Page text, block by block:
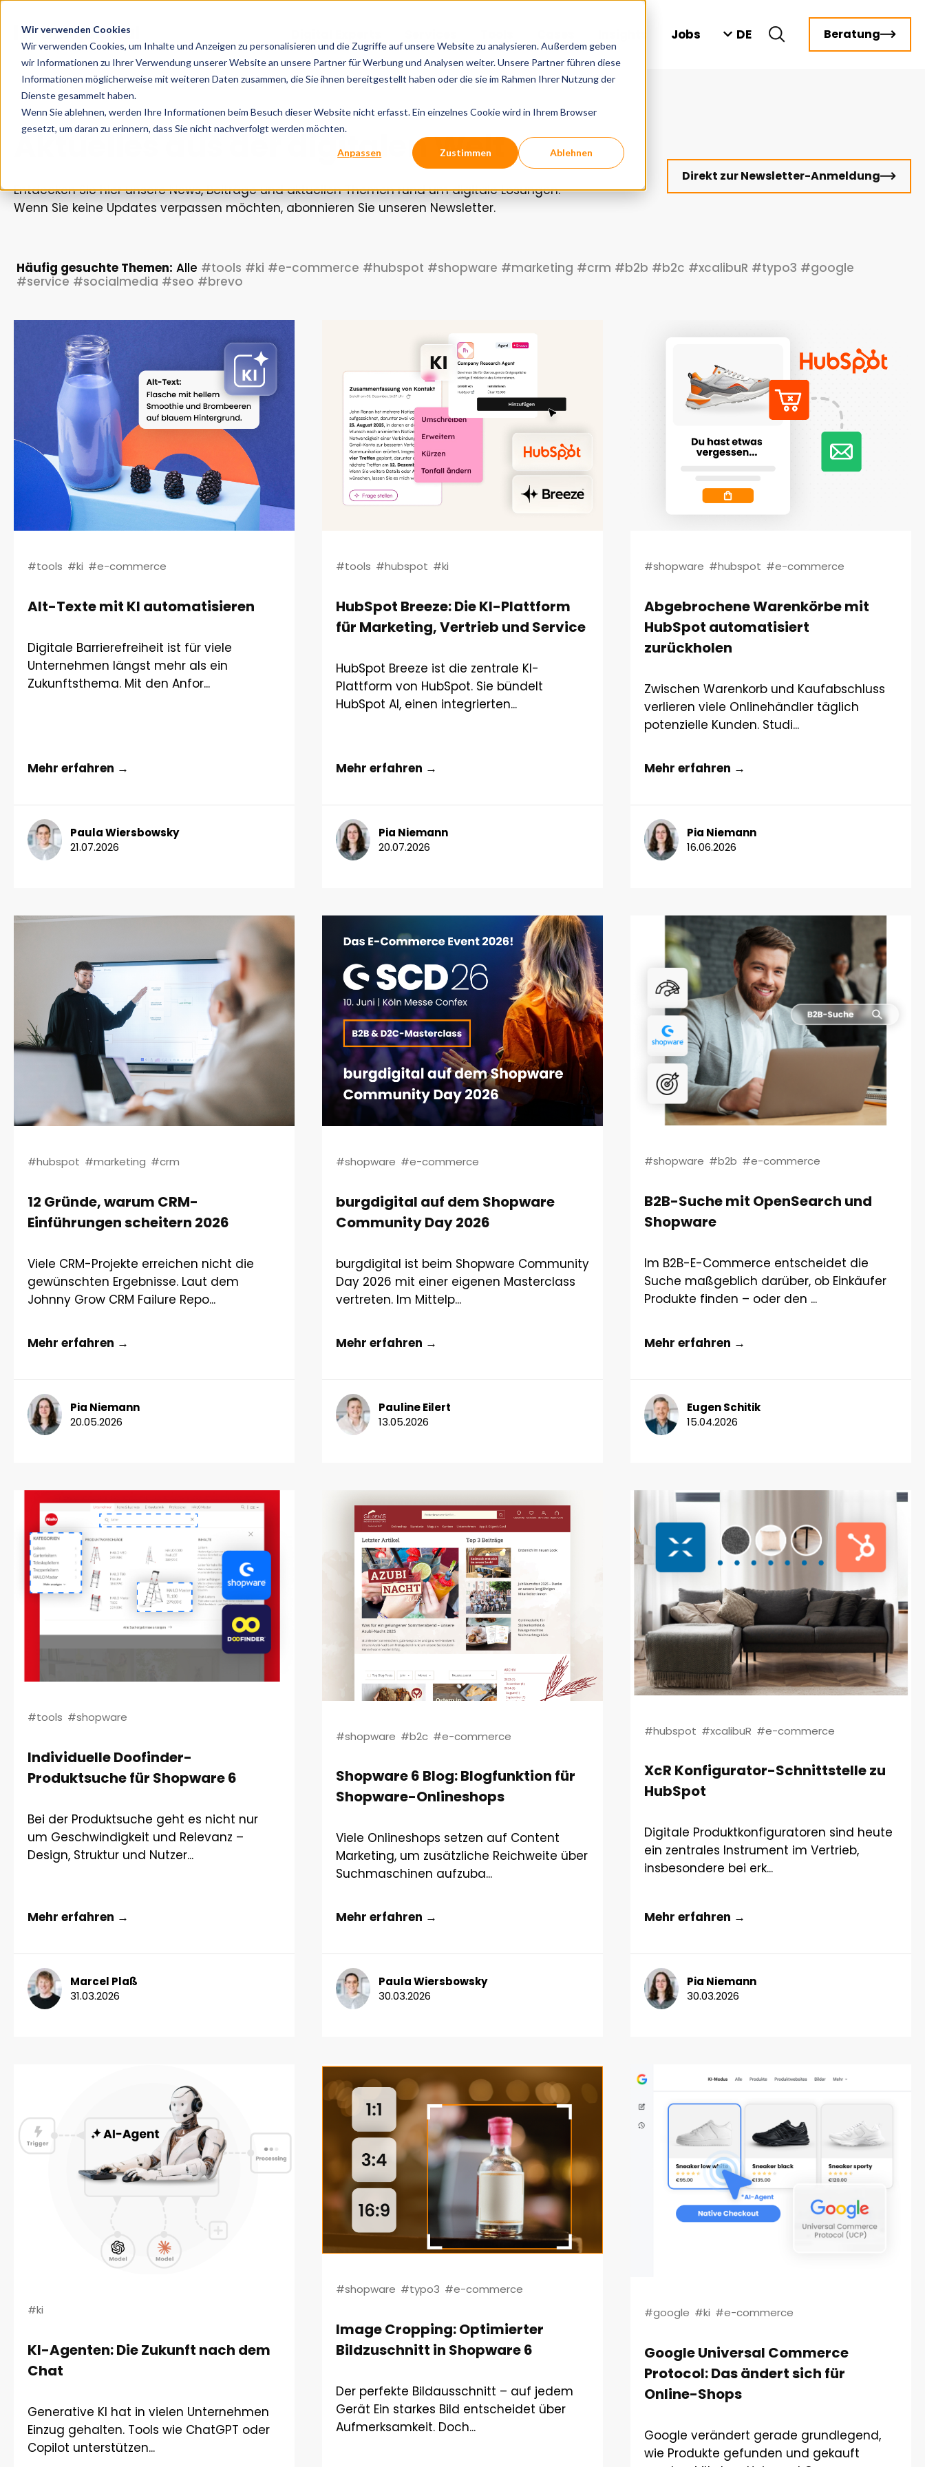
Wir verwenden Cookies
Wir verwenden Cookies, um Inhalte und Anzeigen zu personalisieren und die Zugriffe auf unsere Website zu analysieren. Außerdem geben
wir Informationen zu Ihrer Verwendung unserer Website an unsere Partner für Werbung und Analysen weiter. Unsere Partner führen diese
Informationen möglicherweise mit weiteren Daten zusammen, die Sie ihnen bereitgestellt haben oder die sie im Rahmen Ihrer Nutzung der
Dienste gesammelt haben.
Wenn Sie ablehnen, werden Ihre Informationen beim Besuch dieser Website nicht erfasst. Ein einzelnes Cookie wird in Ihrem Browser
gesetzt, um daran zu erinnern, dass Sie nicht nachverfolgt werden möchten.
Anpassen Zustimmen Ablehnen
Jobs DE Beratung
Aktuelles aus der digitalen Welt
Entdecken Sie hier unsere News, Beiträge und aktuellen Themen rund um digitale Lösungen.
Wenn Sie keine Updates verpassen möchten, abonnieren Sie unseren Newsletter.
Direkt zur Newsletter-Anmeldung
Häufig gesuchte Themen: Alle #tools #ki #e-commerce #hubspot #shopware #marketing #crm #b2b #b2c #xcalibuR #typo3 #google
#service #socialmedia #seo #brevo
#tools #ki #e-commerce
Alt-Texte mit KI automatisieren
Digitale Barrierefreiheit ist für viele
Unternehmen längst mehr als ein
Zukunftsthema. Mit den Anfor...
Mehr erfahren →
Paula Wiersbowsky
21.07.2026
#tools #hubspot #ki
HubSpot Breeze: Die KI-Plattform
für Marketing, Vertrieb und Service
HubSpot Breeze ist die zentrale KI-
Plattform von HubSpot. Sie bündelt
HubSpot AI, einen integrierten...
Mehr erfahren →
Pia Niemann
20.07.2026
#shopware #hubspot #e-commerce
Abgebrochene Warenkörbe mit
HubSpot automatisiert
zurückholen
Zwischen Warenkorb und Kaufabschluss
verlieren viele Onlinehändler täglich
potenzielle Kunden. Studi...
Mehr erfahren →
Pia Niemann
16.06.2026
#hubspot #marketing #crm
12 Gründe, warum CRM-
Einführungen scheitern 2026
Viele CRM-Projekte erreichen nicht die
gewünschten Ergebnisse. Laut dem
Johnny Grow CRM Failure Repo...
Mehr erfahren →
Pia Niemann
20.05.2026
#shopware #e-commerce
burgdigital auf dem Shopware
Community Day 2026
burgdigital ist beim Shopware Community
Day 2026 mit einer eigenen Masterclass
vertreten. Im Mittelp...
Mehr erfahren →
Pauline Eilert
13.05.2026
#shopware #b2b #e-commerce
B2B-Suche mit OpenSearch und
Shopware
Im B2B-E-Commerce entscheidet die
Suche maßgeblich darüber, ob Einkäufer
Produkte finden – oder den ...
Mehr erfahren →
Eugen Schitik
15.04.2026
#tools #shopware
Individuelle Doofinder-
Produktsuche für Shopware 6
Bei der Produktsuche geht es nicht nur
um Geschwindigkeit und Relevanz –
Design, Struktur und Nutzer...
Mehr erfahren →
Marcel Plaß
31.03.2026
#shopware #b2c #e-commerce
Shopware 6 Blog: Blogfunktion für
Shopware-Onlineshops
Viele Onlineshops setzen auf Content
Marketing, um zusätzliche Reichweite über
Suchmaschinen aufzuba...
Mehr erfahren →
Paula Wiersbowsky
30.03.2026
#hubspot #xcalibuR #e-commerce
XcR Konfigurator-Schnittstelle zu
HubSpot
Digitale Produktkonfiguratoren sind heute
ein zentrales Instrument im Vertrieb,
insbesondere bei erk...
Mehr erfahren →
Pia Niemann
30.03.2026
#ki
KI-Agenten: Die Zukunft nach dem
Chat
Generative KI hat in vielen Unternehmen
Einzug gehalten. Tools wie ChatGPT oder
Copilot unterstützen...
#shopware #typo3 #e-commerce
Image Cropping: Optimierter
Bildzuschnitt in Shopware 6
Der perfekte Bildausschnitt – auf jedem
Gerät Ein starkes Bild entscheidet über
Aufmerksamkeit. Doch...
#google #ki #e-commerce
Google Universal Commerce
Protocol: Das ändert sich für
Online-Shops
Google verändert gerade grundlegend,
wie Produkte gefunden und gekauft